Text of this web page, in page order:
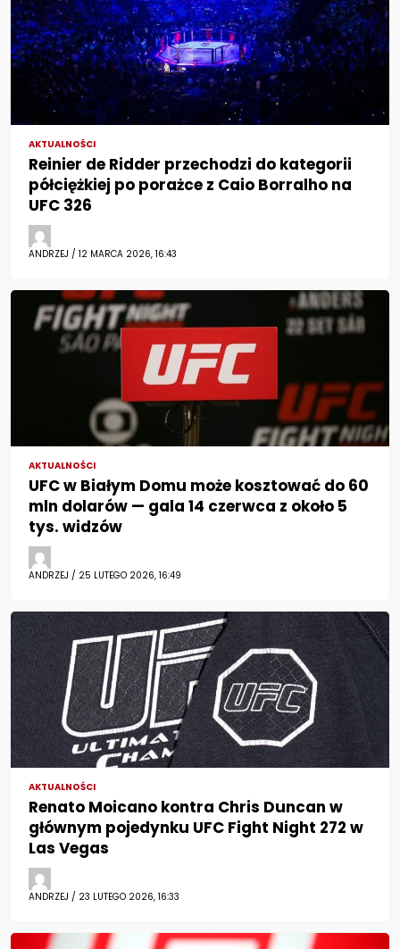
AKTUALNOŚCI
Reinier de Ridder przechodzi do kategorii
półciężkiej po porażce z Caio Borralho na
UFC 326
ANDRZEJ / 12 MARCA 2026, 16:43
AKTUALNOŚCI
UFC w Białym Domu może kosztować do 60
mln dolarów — gala 14 czerwca z około 5
tys. widzów
ANDRZEJ / 25 LUTEGO 2026, 16:49
AKTUALNOŚCI
Renato Moicano kontra Chris Duncan w
głównym pojedynku UFC Fight Night 272 w
Las Vegas
ANDRZEJ / 23 LUTEGO 2026, 16:33